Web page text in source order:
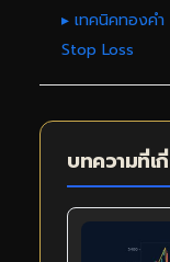
▸ เทคนิคทองคำ
Stop Loss
บทความที่เ